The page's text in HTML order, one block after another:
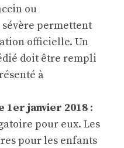
ou
permettent
officielle. Un
doit être rempli
à
1er janvier 2018 :
pour eux. Les
pour les enfants